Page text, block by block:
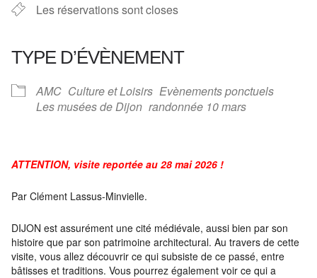
Les réservations sont closes
TYPE D’ÉVÈNEMENT
AMC Culture et Loisirs Evènements ponctuels
Les musées de Dijon randonnée 10 mars
ATTENTION, visite reportée au 28 mai 2026 !
Par Clément Lassus-Minvielle.
DIJON est assurément une cité médiévale, aussi bien par son
histoire que par son patrimoine architectural. Au travers de cette
visite, vous allez découvrir ce qui subsiste de ce passé, entre
bâtisses et traditions. Vous pourrez également voir ce qui a